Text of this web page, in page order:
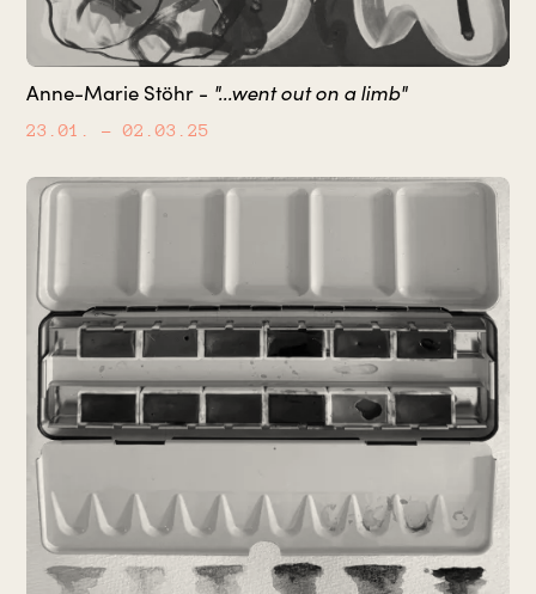
Anne-Marie Stöhr - "...went out on a limb"
23.01. – 02.03.25